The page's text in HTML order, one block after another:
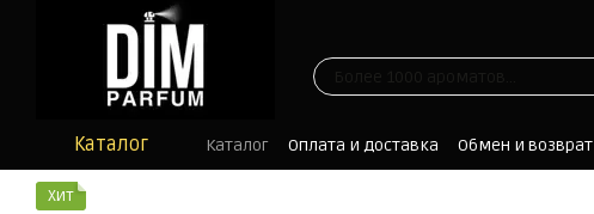
Перейти к основному контенту
Каталог Каталог Оплата и доставка Обмен и возврат
Отзывы
Блог
Хит